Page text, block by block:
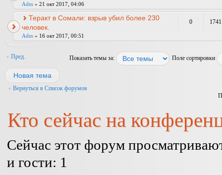
Adm » 21 окт 2017, 04:06
Теракт в Сомали: взрыв убил более 230
человек.
Adm » 16 окт 2017, 00:51
0 1741
Пред. Показать темы за: Поле сортировки
Новая тема
Вернуться в Список форумов
Кто сейчас на
Сейчас этот форум
и гости: 1